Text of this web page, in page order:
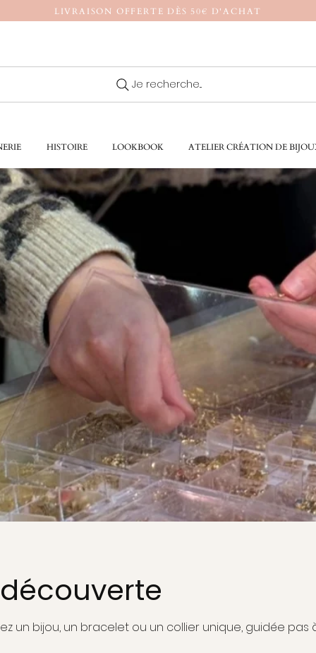
LIVRAISON OFFERTE DÈS 50€ D'ACHAT
Je recherche...
HISTOIRE LOOKBOOK ATELIER CRÉATION DE
un bijou, un bracelet ou un collier unique, guidée pas